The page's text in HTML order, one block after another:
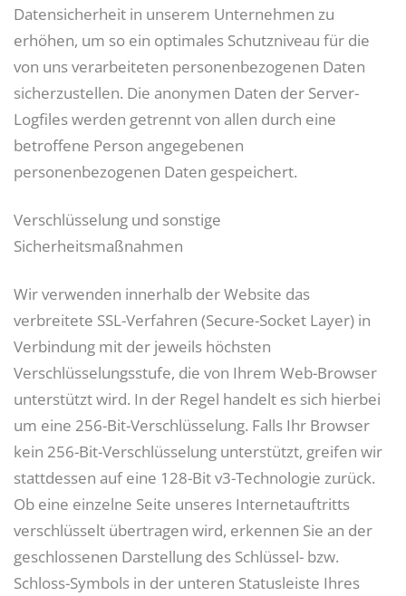
Datensicherheit in unserem Unternehmen zu
erhöhen, um so ein optimales Schutzniveau für die
von uns verarbeiteten personenbezogenen Daten
sicherzustellen. Die anonymen Daten der Server-
Logfiles werden getrennt von allen durch eine
betroffene Person angegebenen
personenbezogenen Daten gespeichert.
Verschlüsselung und sonstige
Sicherheitsmaßnahmen
Wir verwenden innerhalb der Website das
verbreitete SSL-Verfahren (Secure-Socket Layer) in
Verbindung mit der jeweils höchsten
Verschlüsselungsstufe, die von Ihrem Web-Browser
unterstützt wird. In der Regel handelt es sich hierbei
um eine 256-Bit-Verschlüsselung. Falls Ihr Browser
kein 256-Bit-Verschlüsselung unterstützt, greifen wir
stattdessen auf eine 128-Bit v3-Technologie zurück.
Ob eine einzelne Seite unseres Internetauftritts
verschlüsselt übertragen wird, erkennen Sie an der
geschlossenen Darstellung des Schlüssel- bzw.
Schloss-Symbols in der unteren Statusleiste Ihres